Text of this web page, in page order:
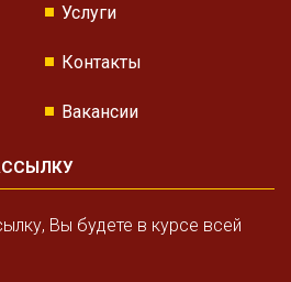
Услуги
Контакты
Вакансии
Вы будете в курсе всей